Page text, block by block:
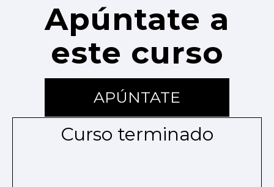
Apúntate a
este curso
APÚNTATE
Curso terminado